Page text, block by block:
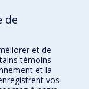
de
et de
témoins
et la
vos